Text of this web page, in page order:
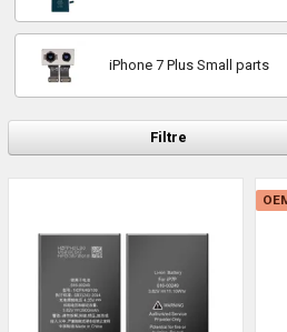
iPhone 7 Plus Small parts
Filtre